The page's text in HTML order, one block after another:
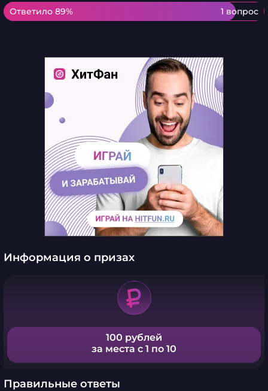
Ответило 89% 1 вопрос
Ответило 89%
Информация о призах
100 рублей
за места с 1 по 10
Правильные ответы